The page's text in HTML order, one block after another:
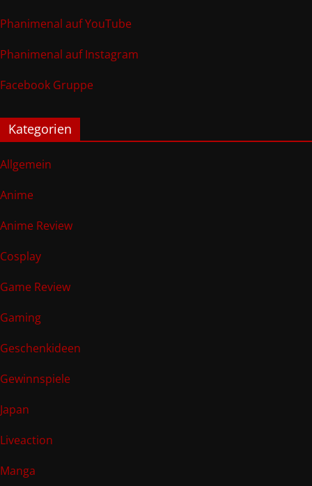
Phanimenal auf YouTube
Phanimenal auf Instagram
Facebook Gruppe
Kategorien
Allgemein
Anime
Anime Review
Cosplay
Game Review
Gaming
Geschenkideen
Gewinnspiele
Japan
Liveaction
Manga